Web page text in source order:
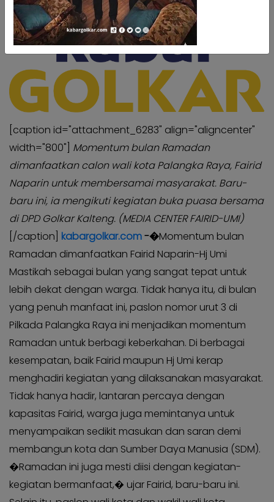
Kabar
Pilkada
Opini
Kabar
Kader
Kabar
Kabinet
UKM
DPP
Kagol
Photo
Kabar
Pilkada
Opini
Kader
Kabar
Kabar
Kabar
Kabinet
Kabar
UKM
Kabar
DPP
Pojok
Kagol
KABAR
KADER
[caption id="attachment_6283" align="aligncenter"
width="800"] Momentum bulan Ramadan
dimanfaatkan calon wali kota Palangka Raya, Fairid
Naparin untuk membersamai masyarakat. Baru-
baru ini, ia mengikuti kegiatan buka puasa bersama
di DPD Golkar Kalteng. (MEDIA CENTER FAIRID-UMI)
[/caption] kabargolkar.com-�Momentum bulan
Ramadan dimanfaatkan Fairid Naparin-Hj Umi
Mastikah sebagai bulan yang sangat tepat untuk
lebih dekat dengan warga. Tidak hanya itu, di bulan
yang penuh manfaat ini, paslon nomor urut 3 di
Pilkada Palangka Raya ini menjadikan momentum
Ramadan untuk berbagi keberkahan. Di berbagai
kesempatan, baik Fairid maupun Hj Umi kerap
menghadiri kegiatan yang dilaksanakan masyarakat.
Tidak hanya hadir, lantaran percaya dengan
kapasitas Fairid, warga juga memintanya untuk
menyampaikan sedikit masukan dan saran demi
membangun kota dan Sumber Daya Manusia (SDM).
�Ramadan ini juga mesti diisi dengan kegiatan-
kegiatan bermanfaat,� ujar Fairid, baru-baru ini.